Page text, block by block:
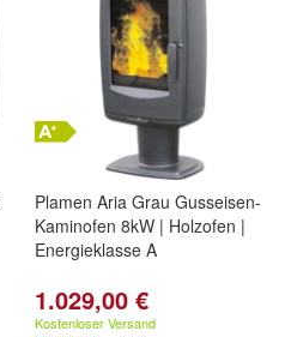
Plamen Aria Grau Gusseisen-
Kaminofen 8kW | Holzofen |
Energieklasse A
1.029,00 €
Kostenloser Versand